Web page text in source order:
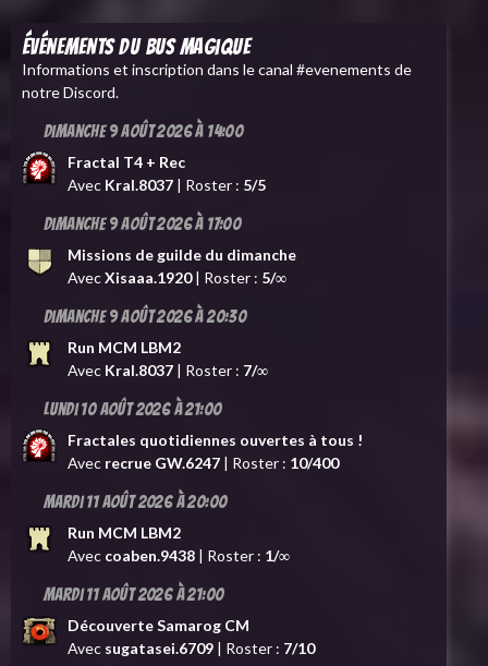
Événements du Bus Magique
Informations et inscription dans le canal #evenements de
notre Discord.
Dimanche 9 août 2026 à 14:00
Fractal T4 + Rec
Avec Kral.8037 | Roster : 5/5
Dimanche 9 août 2026 à 17:00
Missions de guilde du dimanche
AvecXisaaa.1920| Roster : 5/∞
Dimanche 9 août 2026 à 20:30
Run MCM LBM2
Avec Kral.8037 | Roster : 7/∞
Lundi 10 août 2026 à 21:00
Fractales quotidiennes ouvertes à tous !
Avec recrue GW.6247 | Roster : 10/400
Mardi 11 août 2026 à 20:00
Run MCM LBM2
Avec coaben.9438 | Roster : 1/∞
Mardi 11 août 2026 à 21:00
Découverte Samarog CM
Avec sugatasei.6709 | Roster : 7/10